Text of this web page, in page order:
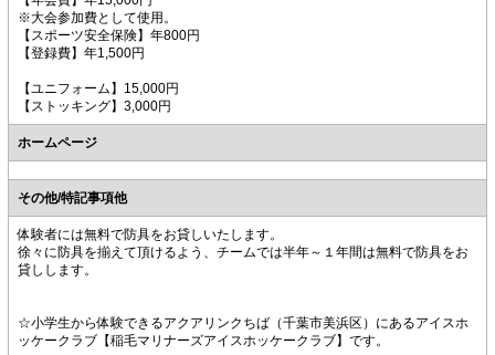
※大会参加費として使用。
【スポーツ安全保険】年800円
【登録費】年1,500円
【ユニフォーム】15,000円
【ストッキング】3,000円
ホームページ
その他/特記事項他
体験者には無料で防具をお貸しいたします。
徐々に防具を揃えて頂けるよう、チームでは半年～１年間は無料で防具をお
貸しします。
☆小学生から体験できるアクアリンクちば（千葉市美浜区）にあるアイスホ
ッケークラブ【稲毛マリナーズアイスホッケークラブ】です。